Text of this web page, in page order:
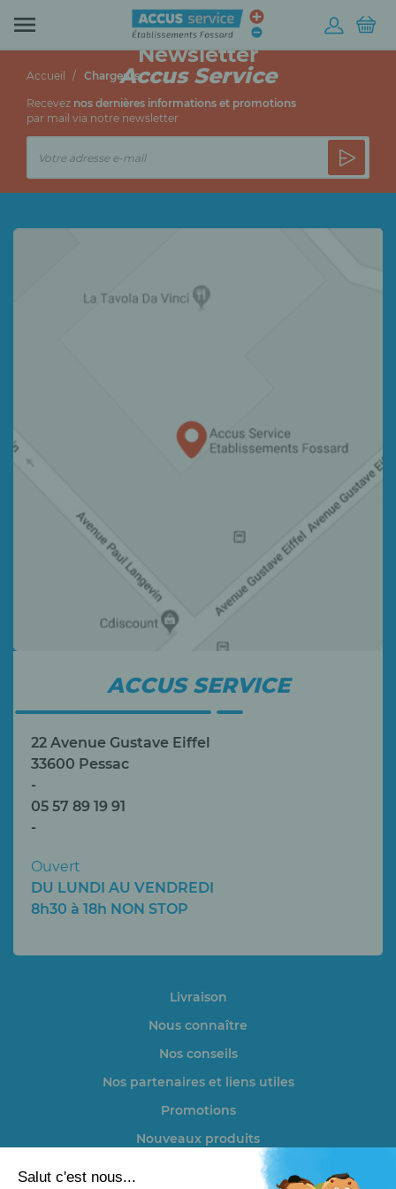

Accueil Chargeurs
Newsletter
Accus Service
Recevez nos dernières informations et promotions
par mail via notre newsletter
ACCUS SERVICE
22 Avenue Gustave Eiffel
33600 Pessac
-
05 57 89 19 91
-
Ouvert
DU LUNDI AU VENDREDI
8h30 à 18h NON STOP
Livraison
Nous connaître
Nos conseils
Nos partenaires et liens utiles
Promotions
Nouveaux produits